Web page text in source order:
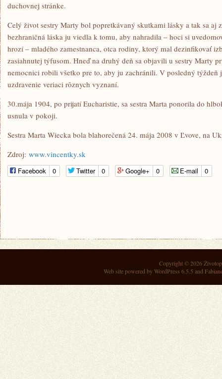
duchovnej stránke.
Celý život sestry Marty bol popretkávaný skutkami lásky a tak sa aj
bezhraničná láska ju viedla k tomu, aby nahradila – hoci si
hrozí – mladého zamestnanca, otca rodiny, ktorý mal dezinfikovať
zasiahnutej týfusom. Hneď na druhý deň sa objavili u sestry Marty
nemocnici robili všetko pre to, aby ju zachránili. V posledný týždeň
uzdravenie veriaci rôznych vyznaní.
30.mája 1904, po prijatí Eucharistie, sa sestra Marta ponorila do
usnula v pokoji.
Sestra Marta Wiecka bola blahorečená 24. mája 2008 v Ľvove, na
Zdroj: www.vincentky.sk
Facebook 0 Twitter 0 Google+ 0 E-mail 0
Copyright © 2026
Web site powered byWordPress 6.5.5 and